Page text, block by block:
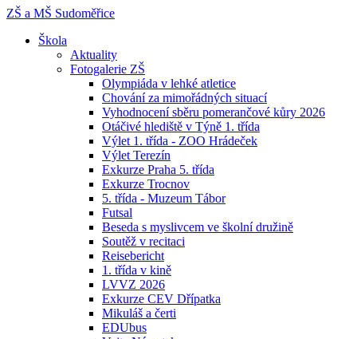
ZŠ a MŠ Sudoměřice
Škola
Aktuality
Fotogalerie ZŠ
Olympiáda v lehké atletice
Chování za mimořádných situací
Vyhodnocení sběru pomerančové kůry 2026
Otáčivé hlediště v Týně 1. třída
Výlet 1. třída - ZOO Hrádeček
Výlet Terezín
Exkurze Praha 5. třída
Exkurze Trocnov
5. třída - Muzeum Tábor
Futsal
Beseda s myslivcem ve školní družině
Soutěž v recitaci
Reisebericht
1. třída v kině
LVVZ 2026
Exkurze CEV Dřípatka
Mikuláš a čerti
EDUbus